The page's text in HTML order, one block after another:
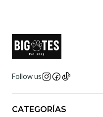
Follow us
CATEGORÍAS